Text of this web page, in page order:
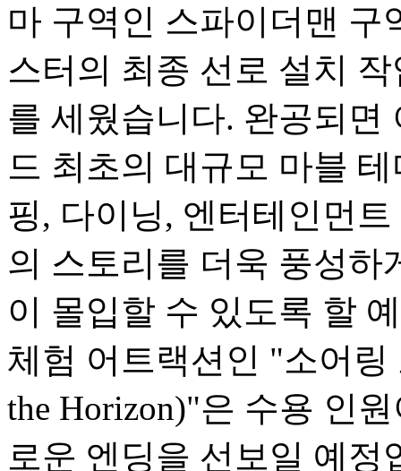
마 구역인 스파이더맨 구
스터의 최종 선로 설치
를 세웠습니다. 완공되면
드 최초의 대규모 마블
핑, 다이닝, 엔터테인먼
의 스토리를 더욱 풍성하
이 몰입할 수 있도록 할
체험 어트랙션인 "소어링
the Horizon)"은 수용 인
로운 엔딩을 선보일 예정